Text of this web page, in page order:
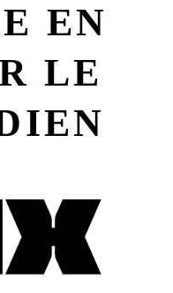
EN
LE